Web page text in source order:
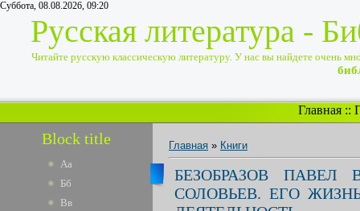
Суббота, 08.08.2026, 09:20
Русская литература -
Читайте русскую классическую литературу. У нас вы найдете очень
Главная ::
Block title
Аа
Бб
Вв
Главная » Книги
БЕЗОБРАЗОВ ПАВЕЛ
СОЛОВЬЕВ. ЕГО